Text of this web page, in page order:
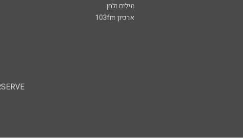
מילים ולחן
ארכיון 103fm
SERVE